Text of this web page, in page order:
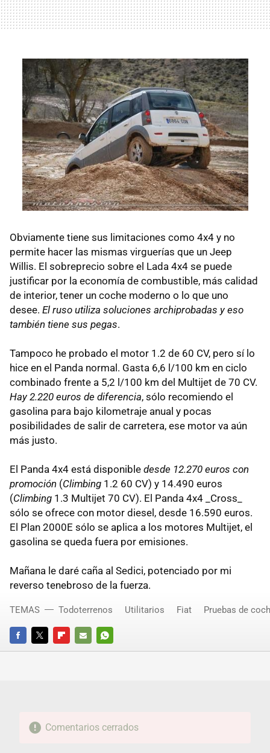
Obviamente tiene sus limitaciones como 4x4 y no
permite hacer las mismas virguerías que un Jeep
Willis. El sobreprecio sobre el Lada 4x4 se puede
justificar por la economía de combustible, más calidad
de interior, tener un coche moderno o lo que uno
desee. El ruso utiliza soluciones archiprobadas y eso
también tiene sus pegas.
Tampoco he probado el motor 1.2 de 60 CV, pero sí lo
hice en el Panda normal. Gasta 6,6 l/100 km en ciclo
combinado frente a 5,2 l/100 km del Multijet de 70 CV.
Hay 2.220 euros de diferencia, sólo recomiendo el
gasolina para bajo kilometraje anual y pocas
posibilidades de salir de carretera, ese motor va aún
más justo.
El Panda 4x4 está disponible desde 12.270 euros con
promoción (Climbing 1.2 60 CV) y 14.490 euros
(Climbing 1.3 Multijet 70 CV). El Panda 4x4 _Cross_
sólo se ofrece con motor diesel, desde 16.590 euros.
El Plan 2000E sólo se aplica a los motores Multijet, el
gasolina se queda fuera por emisiones.
Mañana le daré caña al Sedici, potenciado por mi
reverso tenebroso de la fuerza.
FACEBOOKTWITTERFLIPBOARD
E-
WHATSAPP
TEMAS Todoterrenos Utilitarios Fiat Pruebas de
Comentarios cerrados